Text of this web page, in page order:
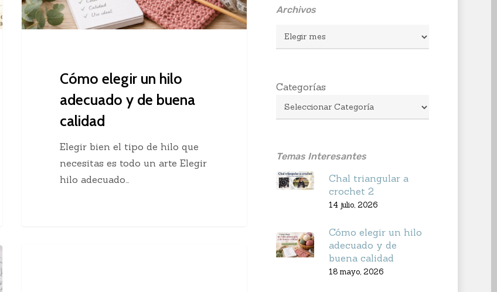
calidad
Cómo elegir un hilo
adecuado y de buena
calidad
Elegir bien el tipo de hilo que
necesitas es todo un arte Elegir
hilo adecuado…
Archivos
Archivos
Categorías
Temas Interesantes
Chal triangular a
crochet 2
14 julio, 2026
Cómo elegir un hilo
adecuado y de
buena calidad
18 mayo, 2026